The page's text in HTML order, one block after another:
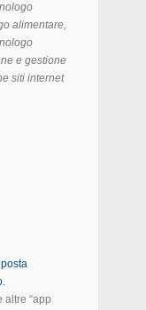
alimentare,
e gestione
siti internet
altre “app